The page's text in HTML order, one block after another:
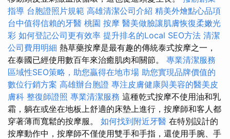
指導 台胞證照片規範 高雄清潔公司介紹 精美外燴點心品項
台中值得信賴的牙醫 桃園 按摩 醫美做臉讓肌膚恢復柔嫩光
彩 如何登記公司更有效率 提升排名的Local SEO方法 清潔
公司費用明細 熱草藥按摩是最有趣的傳統泰式按摩之一，
在泰國已經使用數百年來治癒肌肉和關節。 專業清潔服務
區域性SEO策略，助您贏得在地市場 助您實現品牌價值的
數位行銷方案 高雄辦台胞證 專注皮膚健康與美容的醫美皮
膚科 整復師證照 專業清潔服務 這種乾式按摩不使用油和乳
霜，躺在或坐在地板上舒適的床墊上進行，按摩師和客人都
穿著薄而寬鬆的按摩服。 如何找到附近牙醫 在特別設計的
按摩動作中，按摩師不僅使用雙手和手指，還使用手腕、手